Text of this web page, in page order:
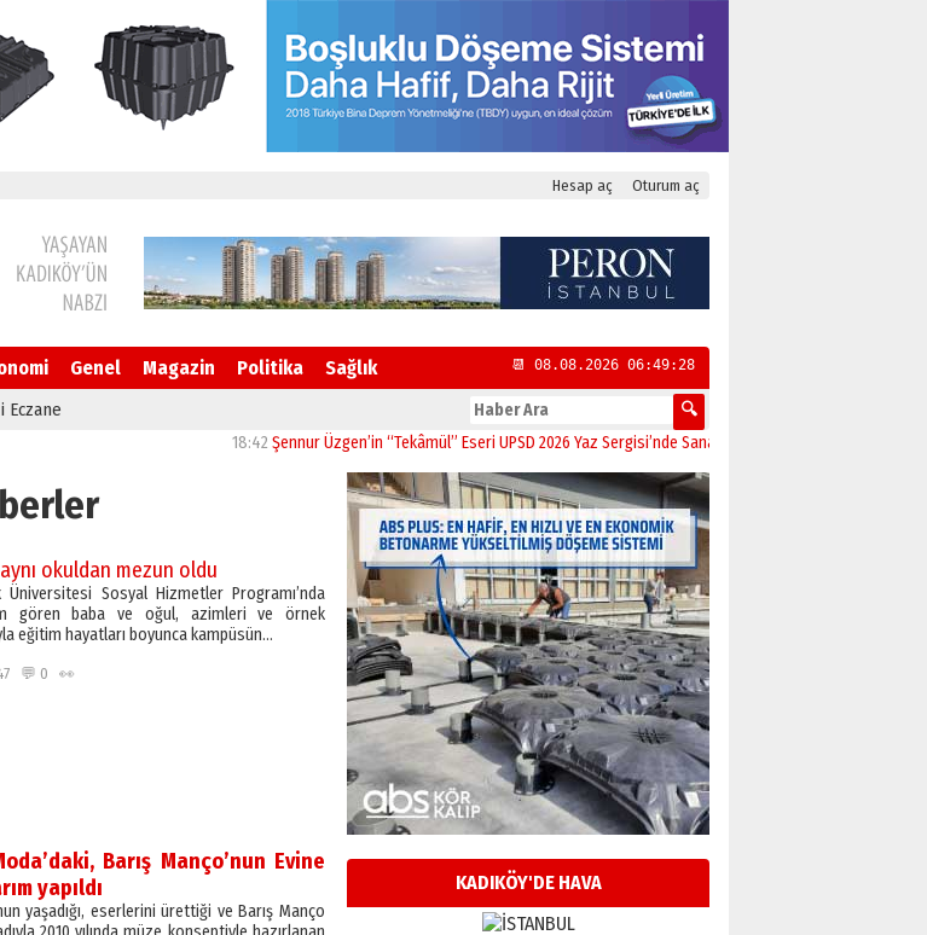
Hesap aç Oturum aç
Genel Magazin Politika Sağlık 📆 08.08.2026 06:49:29
Eczane
Şennur Üzgen’in “Tekâmül” Eseri UPSD 2026 Yaz Sergisi’nde Sanatseverlerle Buluştu
okuldan mezun oldu
Üniversitesi Sosyal Hizmetler Programı’nda
gören baba ve oğul, azimleri ve örnek
eğitim hayatları boyunca kampüsün…
💬 0 👀
Barış Manço’nun Evine
yapıldı
yaşadığı, eserlerini ürettiği ve Barış Manço
KADIKÖY'DE HAVA